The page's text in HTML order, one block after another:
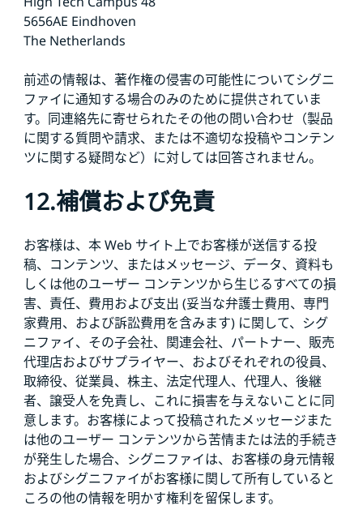
5656AE Eindhoven
The Netherlands
前述の情報は、著作権の侵害の可能性についてシグニ
ファイに通知する場合のみのために提供されていま
す。同連絡先に寄せられたその他の問い合わせ（製品
に関する質問や請求、または不適切な投稿やコンテン
ツに関する疑問など）に対しては回答されません。
12.補償および免責
お客様は、本 Web サイト上でお客様が送信する投
稿、コンテンツ、またはメッセージ、データ、資料も
しくは他のユーザー コンテンツから生じるすべての損
害、責任、費用および支出 (妥当な弁護士費用、専門
家費用、および訴訟費用を含みます) に関して、シグ
ニファイ、その子会社、関連会社、パートナー、販売
代理店およびサプライヤー、およびそれぞれの役員、
取締役、従業員、株主、法定代理人、代理人、後継
者、譲受人を免責し、これに損害を与えないことに同
意します。お客様によって投稿されたメッセージまた
は他のユーザー コンテンツから苦情または法的手続き
が発生した場合、シグニファイは、お客様の身元情報
およびシグニファイがお客様に関して所有していると
ころの他の情報を明かす権利を留保します。